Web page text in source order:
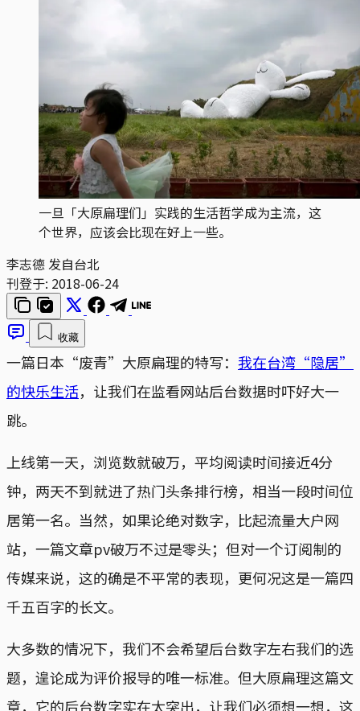
一旦「大原扁理们」实践的生活哲学成为主流，这
个世界，应该会比现在好上一些。
李志德 发自台北
刊登于: 2018-06-24
收藏
一篇日本“废青”大原扁理的特写： 我在台湾“隐居”
的快乐生活，让我们在监看网站后台数据时吓好大一
跳。
上线第一天，浏览数就破万，平均阅读时间接近4分
钟，两天不到就进了热门头条排行榜，相当一段时间位
居第一名。当然，如果论绝对数字，比起流量大户网
站，一篇文章pv破万不过是零头；但对一个订阅制的
传媒来说，这的确是不平常的表现，更何况这是一篇四
千五百字的长文。
大多数的情况下，我们不会希望后台数字左右我们的选
题，遑论成为评价报导的唯一标准。但大原扁理这篇文
章，它的后台数字实在太突出，让我们必须想一想，这